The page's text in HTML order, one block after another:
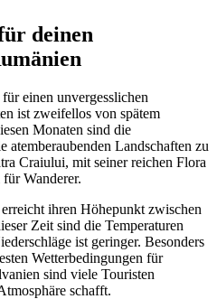
deinen
für einen unvergesslichen
ist zweifellos von spätem
Monaten sind die
atemberaubenden Landschaften zu
Craiului, mit seiner reichen Flora
Wanderer.
erreicht ihren Höhepunkt zwischen
Zeit sind die Temperaturen
ist geringer. Besonders
Wetterbedingungen für
sind viele Touristen
schafft.